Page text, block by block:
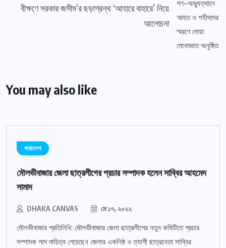
বীক্ষণে সরকার জসীম’র ছড়াগ্রন্থ ‘আহারে বাহারে’ নিয়ে
আলোচনা
You may also like
সারাদেশ
মৌলভীবাজার জেলা ছাত্রলীগের প্রচার সম্পাদক হলেন সাব্বির আহমেদ
সামাদ
DHAKA CANVAS মে ১৭, ২০২২
মৌলভীবাজার প্রতিনিধি: মৌলভীবাজার জেলা ছাত্রলীগের নতুন কমিটিতে প্রচার
সম্পাদক পদে দায়িত্ব পেয়েছেন জেলার একনিষ্ঠ ও ত্যাগী ছাত্রনেতা সাব্বির